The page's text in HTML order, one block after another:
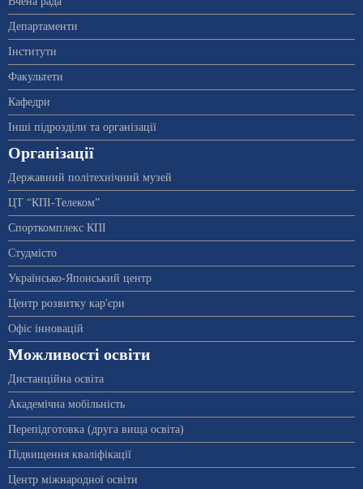
Департаменти
Інститути
Факультети
Кафедри
Інші підрозділи та організації
Організації
Державний політехнічний музей
ЦТ “КПІ-Телеком”
Спорткомплекс КПІ
Студмісто
Українсько-Японський центр
Центр розвитку кар'єри
Офіс інновацій
Можливості освіти
Дистанційна освіта
Академічна мобільність
Перепідготовка (друга вища освіта)
Підвищення кваліфікації
Центр міжнародної освіти